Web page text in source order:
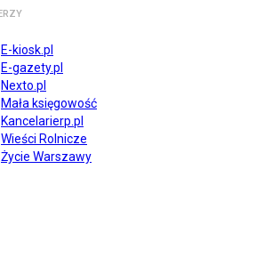
E-kiosk.pl
E-gazety.pl
Nexto.pl
Mała księgowość
Kancelarierp.pl
Wieści Rolnicze
Życie Warszawy